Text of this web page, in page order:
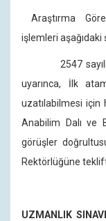
Araştırma
işlemleri aşağıdaki
2547 sayılı
uyarınca, İlk
uzatılabilmesi
Anabilim Dalı ve
görüşler
Rektörlüğüne
UZMANLIK SINAVI